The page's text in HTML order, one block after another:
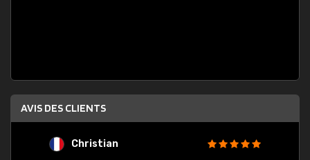
AVIS DES CLIENTS
Christian